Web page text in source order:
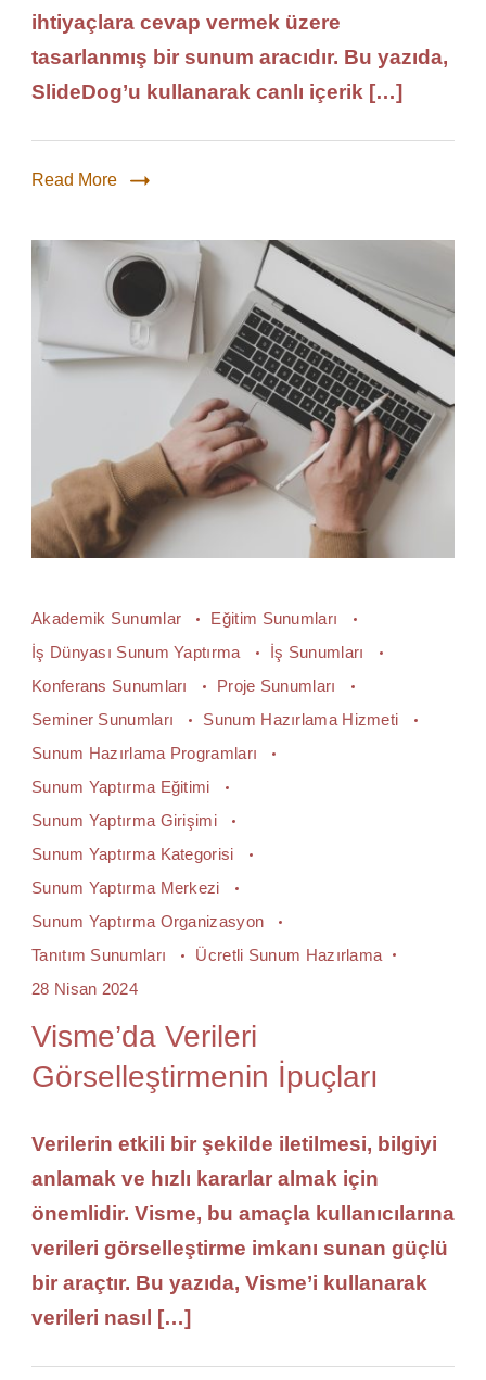
ihtiyaçlara cevap vermek üzere
tasarlanmış bir sunum aracıdır. Bu yazıda,
SlideDog’u kullanarak canlı içerik […]
Read More
Akademik Sunumlar
Eğitim Sunumları
İş Dünyası Sunum Yaptırma
İş Sunumları
Konferans Sunumları
Proje Sunumları
Seminer Sunumları
Sunum Hazırlama Hizmeti
Sunum Hazırlama Programları
Sunum Yaptırma Eğitimi
Sunum Yaptırma Girişimi
Sunum Yaptırma Kategorisi
Sunum Yaptırma Merkezi
Sunum Yaptırma Organizasyon
Tanıtım Sunumları
Ücretli Sunum Hazırlama
28 Nisan 2024
Visme’da Verileri
Görselleştirmenin İpuçları
Verilerin etkili bir şekilde iletilmesi, bilgiyi
anlamak ve hızlı kararlar almak için
önemlidir. Visme, bu amaçla kullanıcılarına
verileri görselleştirme imkanı sunan güçlü
bir araçtır. Bu yazıda, Visme’i kullanarak
verileri nasıl […]